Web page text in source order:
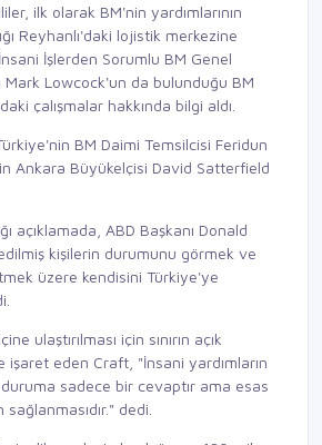
ilk olarak BM'nin yardımlarının
Reyhanlı'daki lojistik merkezine
İşlerden Sorumlu BM Genel
Mark Lowcock'un da bulunduğu BM
çalışmalar hakkında bilgi aldı.
BM Daimi Temsilcisi Feridun
Ankara Büyükelçisi David Satterfield
açıklamada, ABD Başkanı Donald
kişilerin durumunu görmek ve
üzere kendisini Türkiye'ye
ulaştırılması için sınırın açık
işaret eden Craft, "İnsani yardımların
duruma sadece bir cevaptır ama esas
sağlanmasıdır." dedi.